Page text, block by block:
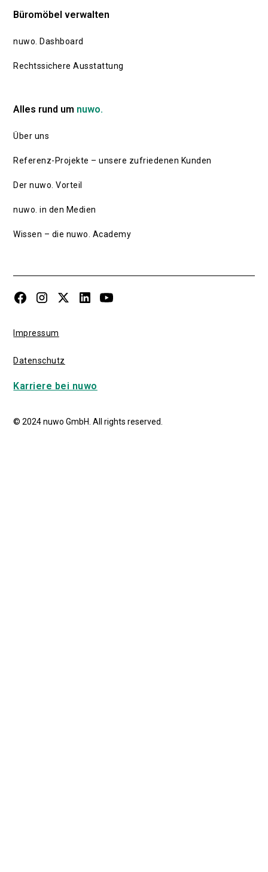
Büromöbel verwalten
nuwo. Dashboard
Rechtssichere Ausstattung
Alles rund um nuwo.
Über uns
Referenz-Projekte – unsere zufriedenen Kunden
Der nuwo. Vorteil
nuwo. in den Medien
Wissen – die nuwo. Academy
© 2024 nuwo GmbH. All rights reserved.
Impressum
Datenschutz
Karriere bei nuwo